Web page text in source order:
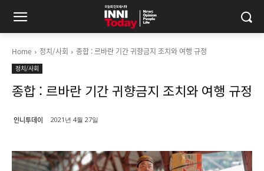
Home 정치/사회 종합 : 르바란 기간 귀향금지 조치와 여행 규정
정치/사회
종합 : 르바란 기간 귀향금지 조치와 여행 규정
인니투데이 2021년 4월 27일